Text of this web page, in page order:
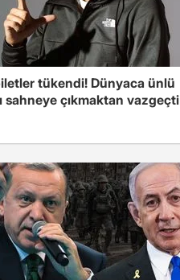
tükendi! Dünyaca ünlü
sahneye çıkmaktan vazgeçti